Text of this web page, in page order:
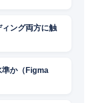
ィング両方に触
準か（Figma